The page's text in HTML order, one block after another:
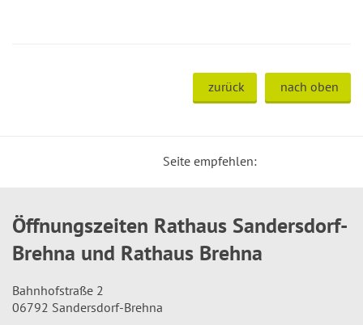
zurück nach oben
Seite empfehlen:
Öffnungszeiten Rathaus Sandersdorf-
Brehna und Rathaus Brehna
Bahnhofstraße 2
06792 Sandersdorf-Brehna